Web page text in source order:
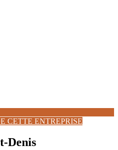
CETTE ENTREPRISE
Denis